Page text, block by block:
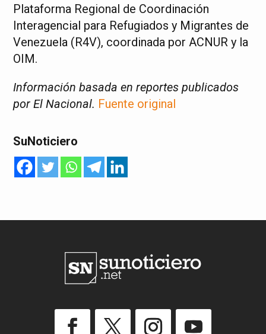
Plataforma Regional de Coordinación
Interagencial para Refugiados y Migrantes de
Venezuela (R4V), coordinada por ACNUR y la
OIM.
Información basada en reportes publicados
por El Nacional. Fuente original
SuNoticiero